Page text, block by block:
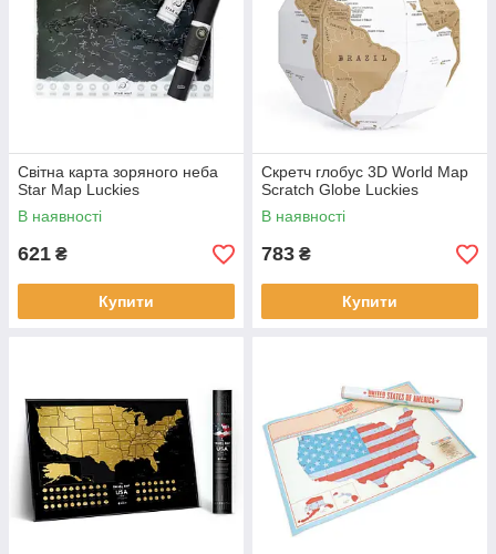
Світна карта зоряного неба
Star Map Luckies
В наявності
621 ₴
Купити
Скретч глобус 3D World Map
Scratch Globe Luckies
В наявності
783 ₴
Купити